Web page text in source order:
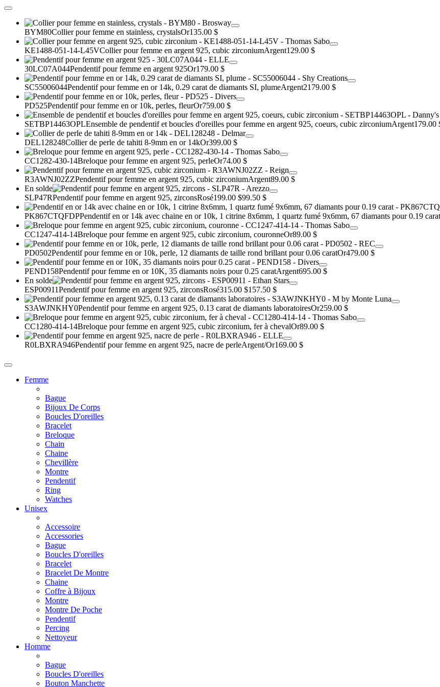
BYM80Collier pour femme en stainless, crystalsOr135.00 $
KE1488-051-14-L45VCollier pour femme en argent 925, cubic zirconiumArgent129.00 $
30LC07A044Pendentif pour femme en argent 925Or179.00 $
SC55006044Pendentif pour femme en or 14k, 0.29 carat de diamants SI, plumeArgent2179.00 $
PD525Pendentif pour femme en or 10k, perles, fleurOr759.00 $
SETBP14463OPLEnsemble de pendentif et boucles d'oreilles pour femme en argent 925, coeurs, cubic zirconiumArgent179.00
DEL128248Collier de perle de tahiti 8-9mm en or 14kOr399.00 $
CC1282-430-14Breloque pour femme en argent 925, perleOr74.00 $
R3AWNJ02ZZPendentif pour femme en argent 925, cubic zirconiumArgent89.00 $
En solde
SLP47RPendentif pour femme en argent 925, zirconsRosé199.00 $99.50 $
PK867CTQFDPPendentif en or 14k avec chaine en or 10k, 1 citrine 8x6mm, 1 quartz fumé 9x6mm, 67 diamants pour 0.19 carat
CC1247-414-14Breloque pour femme en argent 925, cubic zirconium, couronneOr89.00 $
PD0502Pendentif pour femme en or 10k, perle, 12 diamants de taille rond brillant pour 0.06 caratOr479.00 $
PEND158Pendentif pour femme en or 10K, 35 diamants noirs pour 0.25 caratArgent695.00 $
En solde
ESP00911Pendentif pour femme en argent 925, zirconsRosé315.00 $157.50 $
S3AWJNKHY0Pendentif pour femme en argent 925, 0.13 carat de diamants laboratoiresOr259.00 $
CC1280-414-14Breloque pour femme en argent 925, cubic zirconium, fer à chevalOr89.00 $
R0LBXRA946Pendentif pour femme en argent 925, nacre de perleArgent/Or169.00 $
Femme
Bague
Bijoux De Corps
Boucles D'oreilles
Bracelet
Breloque
Chain
Chaine
Chevillère
Montre
Pendentif
Ring
Watches
Unisex
Accessoire
Accessories
Bague
Boucles D'oreilles
Bracelet
Bracelet De Montre
Chaine
Coffre à Bijoux
Montre
Montre De Poche
Pendentif
Percing
Nettoyeur
Homme
Bague
Boucles D'oreilles
Bouton Manchette